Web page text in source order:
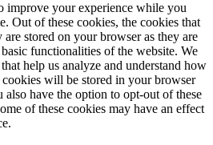
improve your experience while you
Out of these cookies, the cookies that
are stored on your browser as they are
functionalities of the website. We
help us analyze and understand how
will be stored in your browser
have the option to opt-out of these
of these cookies may have an effect